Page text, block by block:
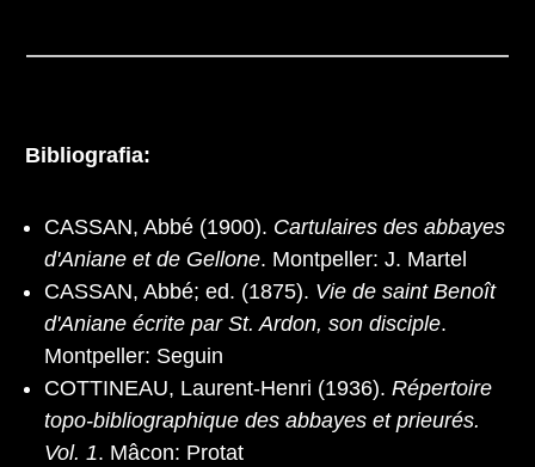
Bibliografia:
CASSAN, Abbé (1900). Cartulaires des abbayes
d'Aniane et de Gellone. Montpeller: J. Martel
CASSAN, Abbé; ed. (1875). Vie de saint Benoît
d'Aniane écrite par St. Ardon, son disciple.
Montpeller: Seguin
COTTINEAU, Laurent-Henri (1936). Répertoire
topo-bibliographique des abbayes et prieurés.
Vol. 1. Mâcon: Protat